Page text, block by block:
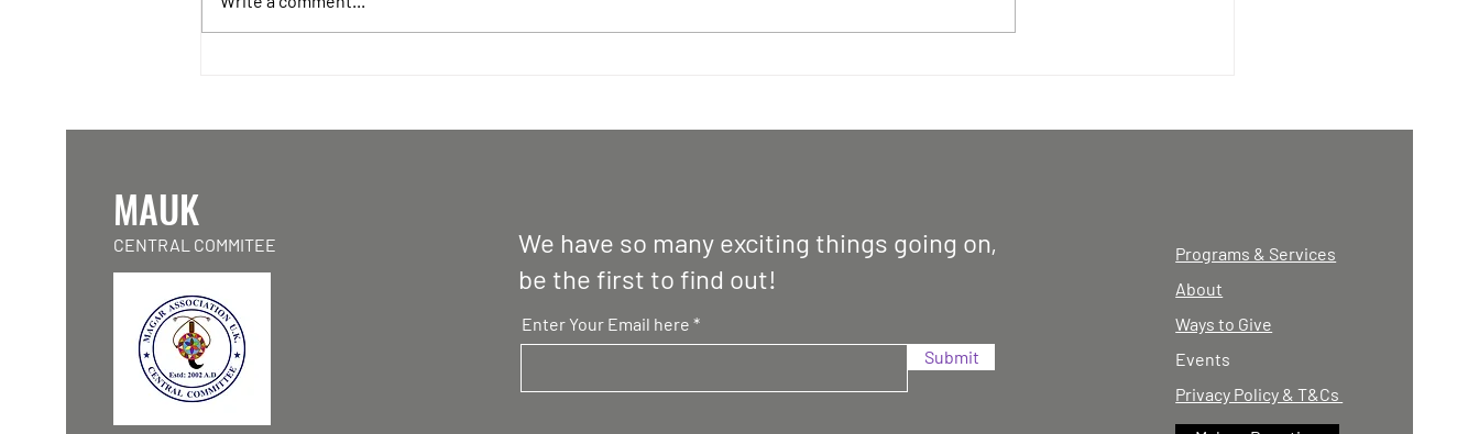
MAUK
CENTRAL COMMITEE
We have so many exciting things going on,
be the first to find out!
Enter Your Email here
Submit
Programs & Services
About
Ways to Give
Events
Privacy Policy & T&Cs